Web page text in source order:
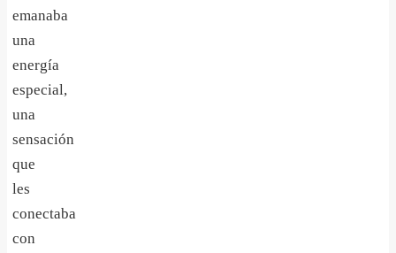
emanaba
una
energía
especial,
una
sensación
que
les
conectaba
con